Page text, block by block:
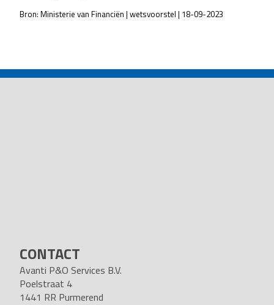
Bron: Ministerie van Financiën | wetsvoorstel | 18-09-2023
NAVIGATION
CONTACT
Avanti P&O Services B.V.
Poelstraat 4
1441 RR Purmerend